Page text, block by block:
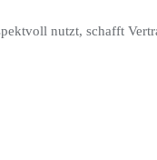
nutzt, schafft